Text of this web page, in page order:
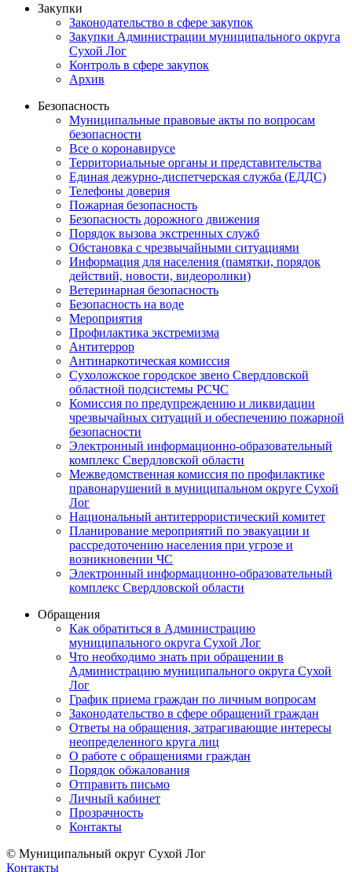
Закупки
Законодательство в сфере закупок
Закупки Администрации муниципального округа
Сухой Лог
Контроль в сфере закупок
Архив
Безопасность
Муниципальные правовые акты по вопросам
безопасности
Все о коронавирусе
Территориальные органы и представительства
Единая дежурно-диспетчерская служба (ЕДДС)
Телефоны доверия
Пожарная безопасность
Безопасность дорожного движения
Порядок вызова экстренных служб
Обстановка с чрезвычайными ситуациями
Информация для населения (памятки, порядок
действий, новости, видеоролики)
Ветеринарная безопасность
Безопасность на воде
Мероприятия
Профилактика экстремизма
Антитеррор
Антинаркотическая комиссия
Сухоложское городское звено Свердловской
областной подсистемы РСЧС
Комиссия по предупреждению и ликвидации
чрезвычайных ситуаций и обеспечению пожарной
безопасности
Электронный информационно-образовательный
комплекс Cвердловской области
Межведомственная комиссия по профилактике
правонарушений в муниципальном округе Сухой
Лог
Национальный антитеррористический комитет
Планирование мероприятий по эвакуации и
рассредоточению населения при угрозе и
возникновении ЧС
Электронный информационно-образовательный
комплекс Свердловской области
Обращения
Как обратиться в Администрацию
муниципального округа Сухой Лог
Что необходимо знать при обращении в
Администрацию муниципального округа Сухой
Лог
График приема граждан по личным вопросам
Законодательство в сфере обращений граждан
Ответы на обращения, затрагивающие интересы
неопределенного круга лиц
О работе с обращениями граждан
Порядок обжалования
Отправить письмо
Личный кабинет
Прозрачность
Контакты
© Муниципальный округ Сухой Лог
Контакты